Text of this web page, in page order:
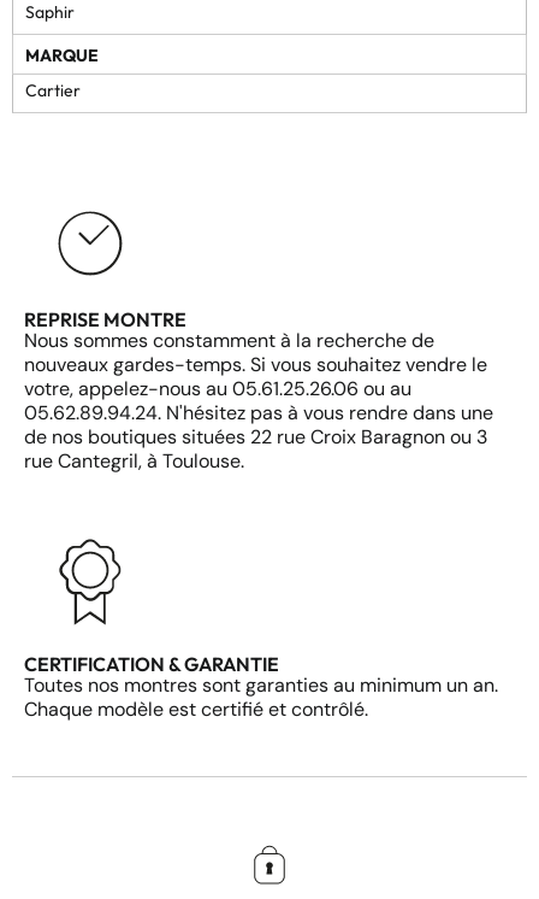
Saphir
MARQUE
Cartier
REPRISE MONTRE
Nous sommes constamment à la recherche de
nouveaux gardes-temps. Si vous souhaitez vendre le
votre, appelez-nous au 05.61.25.26.06 ou au
05.62.89.94.24. N'hésitez pas à vous rendre dans une
de nos boutiques situées 22 rue Croix Baragnon ou 3
rue Cantegril, à Toulouse.
CERTIFICATION & GARANTIE
Toutes nos montres sont garanties au minimum un an.
Chaque modèle est certifié et contrôlé.